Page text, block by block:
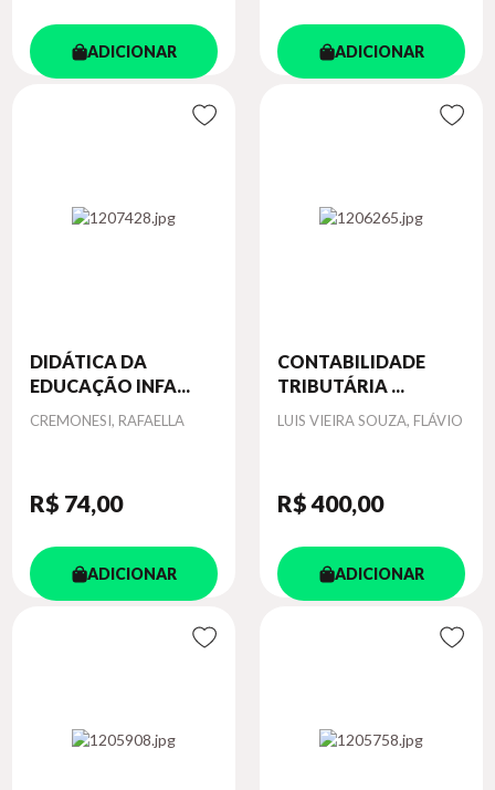
ADICIONAR ADICIONAR
DIDÁTICA DA
EDUCAÇÃO INFA...
Autor
CREMONESI, RAFAELLA
R$ 74,00
ADICIONAR
CONTABILIDADE
TRIBUTÁRIA ...
Autor
LUIS VIEIRA SOUZA, FLÁVIO
R$ 400,00
ADICIONAR